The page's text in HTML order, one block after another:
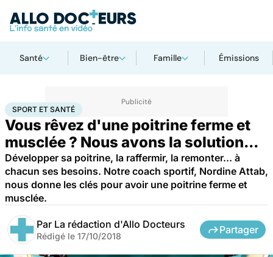
Santé Bien-être Famille Émissions
AccueilBien-êtreSport santé Sport et santé
SPORT ET SANTÉ
Vous rêvez d'une poitrine ferme et
musclée ? Nous avons la solution...
Développer sa poitrine, la raffermir, la remonter... à
chacun ses besoins. Notre coach sportif, Nordine Attab,
nous donne les clés pour avoir une poitrine ferme et
musclée.
Par La rédaction d'Allo Docteurs
Rédigé le 17/10/2018
Partager